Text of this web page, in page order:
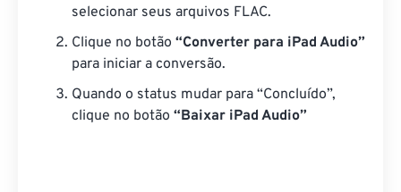
selecionar seus arquivos FLAC.
Clique no botão “Converter para iPad Audio”
para iniciar a conversão.
Quando o status mudar para “Concluído”,
clique no botão “Baixar iPad Audio”